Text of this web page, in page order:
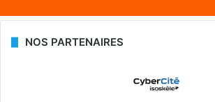
NOS PARTENAIRES